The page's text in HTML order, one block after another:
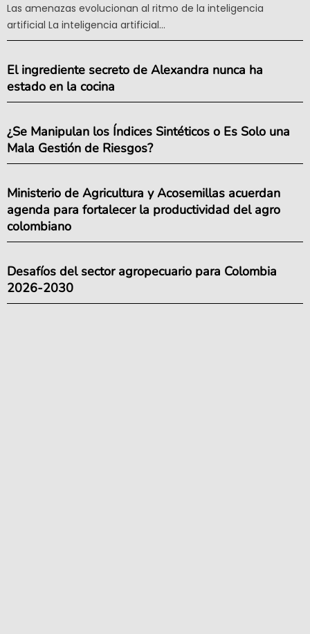
Las amenazas evolucionan al ritmo de la inteligencia
artificial La inteligencia artificial...
El ingrediente secreto de Alexandra nunca ha
estado en la cocina
¿Se Manipulan los Índices Sintéticos o Es Solo una
Mala Gestión de Riesgos?
Ministerio de Agricultura y Acosemillas acuerdan
agenda para fortalecer la productividad del agro
colombiano
Desafíos del sector agropecuario para Colombia
2026-2030